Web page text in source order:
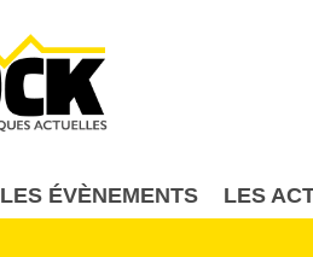
LES ÉVÈNEMENTS LES